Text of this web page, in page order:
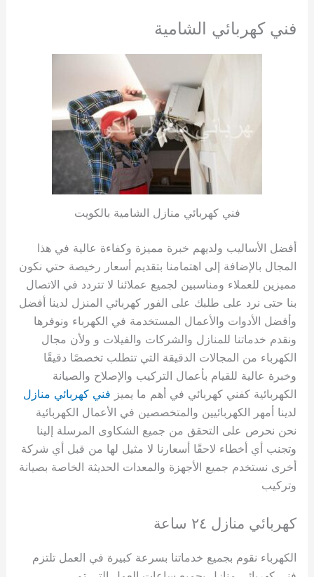
فني كهربائي الشامية
فني كهربائي منازل الشامية بالكويت
أفضل الأساليب ولديهم خبرة مميزة وكفاءة عالية في هذا
المجال بالإضافة إلى اهتمامنا بتقديم أسعار رخيصة حتي نكون
مميزين للعملاء ومناسبين لجميع عملائنا لا تتردد في الاتصال
بنا حتى نرد على طلبك على الفور كهربائي المنزل لدينا أفضل
وأفضل الأدوات والأعمال المستخدمة في الكهرباء ونوفرها
ونقدم خدماتنا للمنازل والشركات والفيلات و ولأن مجال
الكهرباء من المجالات الدقيقة التي تتطلب تخصصًا دقيقًا
وخبرة عالية للقيام بأعمال التركيب والإصلاح والصيانة
الكهربائية كفني كهربائي في أهم ما يميز فني كهربائي منازل
لدينا أمهر الكهربائيين والمتخصصين في الأعمال الكهربائية
نحن نحرص على التحقق من جميع الشكاوى المرسلة إلينا
وتجنب أي أخطاء لاحقًا أسعارنا لا مثيل لها من قبل أي شركة
أخرى نستخدم جميع الأجهزة والمعدات الحديثة الخاصة بصيانة
وتركيب
كهربائي منازل ٢٤ ساعة
الكهرباء نقوم بجميع خدماتنا بسرعة كبيرة في العمل تلتزم